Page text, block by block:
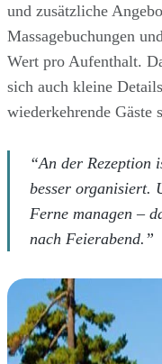
und zusätzliche
Massagebuchungen
Wert pro Aufenthalt.
sich auch kleine
wiederkehrende Gäste
“An der Rezeption
besser organisiert.
Ferne managen –
nach Feierabend.”